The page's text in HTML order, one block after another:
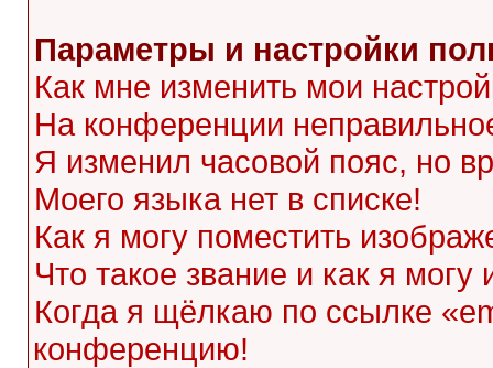
Параметры и настройки
Как мне изменить мои
На конференции
Я изменил часовой пояс, но
Моего языка нет в списке!
Как я могу поместить
Что такое звание и как я могу
Когда я щёлкаю по ссылке
конференцию!